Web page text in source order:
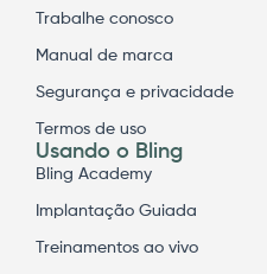
Trabalhe conosco
Manual de marca
Segurança e privacidade
Termos de uso
Usando o Bling
Bling Academy
Implantação Guiada
Treinamentos ao vivo